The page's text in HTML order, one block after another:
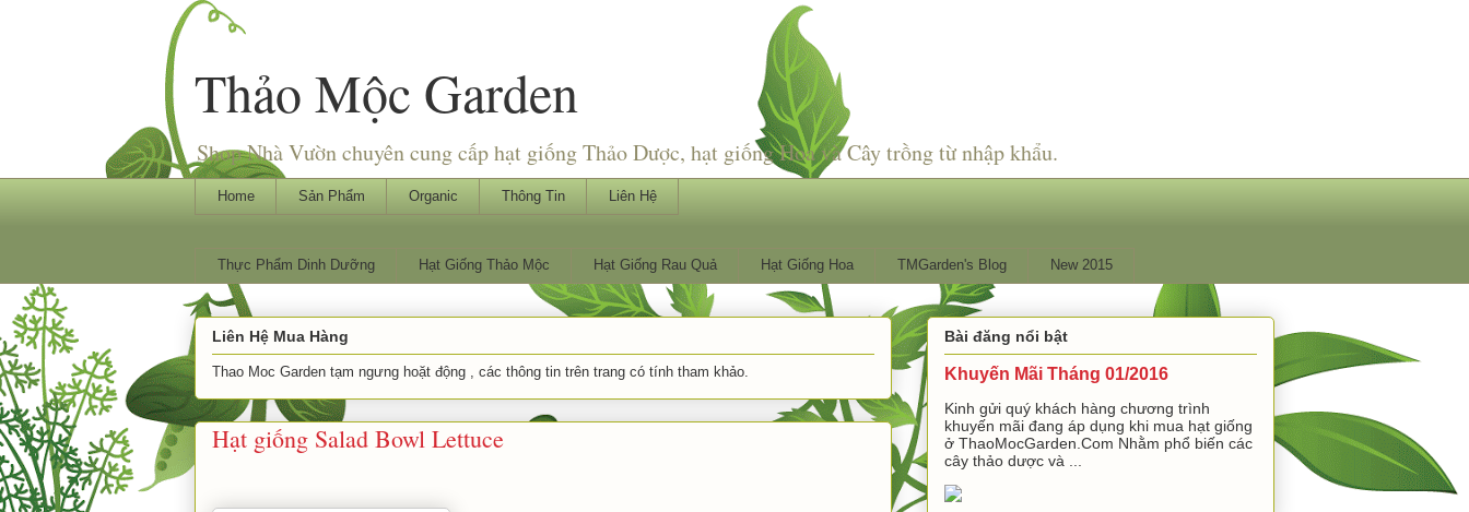
Thảo Mộc Garden
Shop Nhà Vườn chuyên cung cấp hạt giống Thảo Dược, hạt giống Hoa và Cây trồng từ nhập khẩu.
Home Sản Phẩm Organic Thông Tin Liên Hệ
Thực Phẩm Dinh Dưỡng Hạt Giống Thảo Mộc Hạt Giống Rau Quả Hạt Giống Hoa TMGarden's Blog New 2015
Liên Hệ Mua Hàng
Thao Moc Garden tạm ngưng hoặt động , các thông tin trên trang có tính tham khảo.
Hạt giống Salad Bowl Lettuce
Bài đăng nổi bật
Khuyến Mãi Tháng 01/2016
Kinh gửi quý khách hàng chương trình
khuyến mãi đang áp dụng khi mua hạt giống
ở ThaoMocGarden.Com Nhằm phổ biến các
cây thảo dược và ...